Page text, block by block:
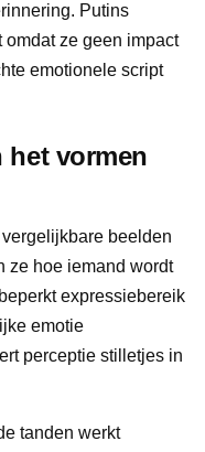
Putins
ze geen impact
emotionele script
het vormen
beelden
ze hoe iemand wordt
expressiebereik
emotie
perceptie stilletjes in
tanden werkt